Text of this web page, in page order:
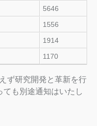
5646
1556
1914
1170
ず研究開発と革新を行
ても別途通知はいたし